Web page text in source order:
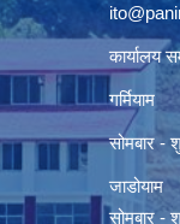
कार्यालय
गर्मियाम
सोमबार -
जाडोयाम
सोमबार -